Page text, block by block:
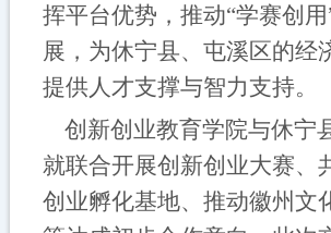
挥平台优势，推动“学赛创
展，为休宁县、屯溪区的经
提供人才支撑与智力支持。
创新创业教育学院与休宁
就联合开展创新创业大赛、
创业孵化基地、推动徽州文